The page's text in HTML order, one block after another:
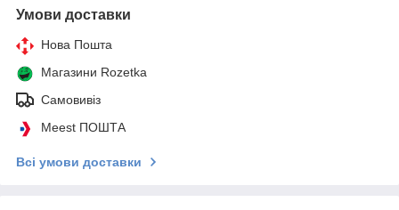
Умови доставки
Нова Пошта
Магазини Rozetka
Самовивіз
Meest ПОШТА
Всі умови доставки